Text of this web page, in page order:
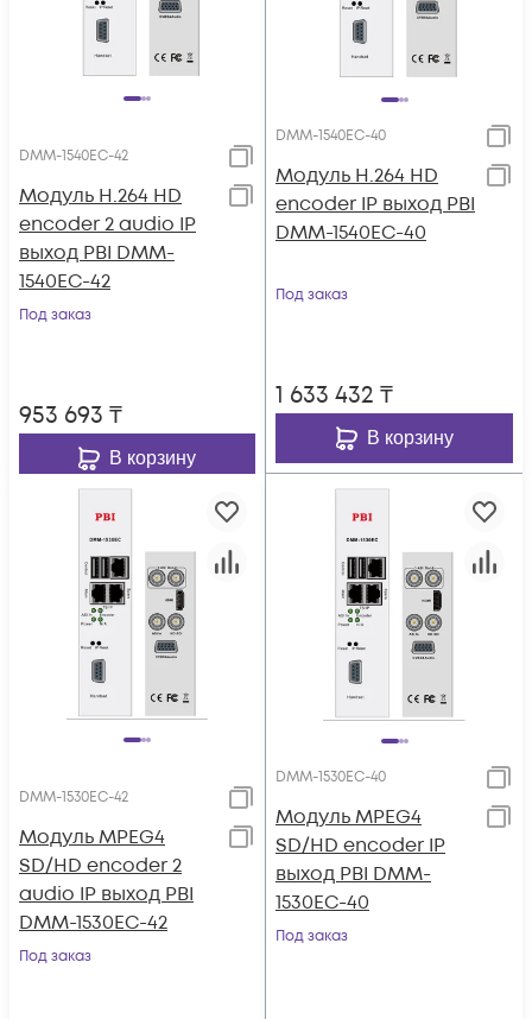
DMM-1540EC-42
Модуль H.264 HD
encoder 2 audio IP
выход PBI DMM-
1540EC-42
Под заказ
953 693 ₸
В корзину
DMM-1540EC-40
Модуль H.264 HD
encoder IP выход PBI
DMM-1540EC-40
Под заказ
1 633 432 ₸
В корзину
DMM-1530EC-42
Модуль MPEG4
SD/HD encoder 2
audio IP выход PBI
DMM-1530EC-42
Под заказ
DMM-1530EC-40
Модуль MPEG4
SD/HD encoder IP
выход PBI DMM-
1530EC-40
Под заказ